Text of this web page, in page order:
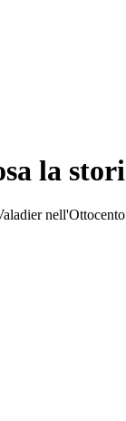
la